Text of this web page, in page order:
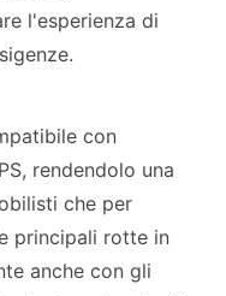
l'esperienza di
con
rendendolo una
che per
principali rotte in
anche con gli